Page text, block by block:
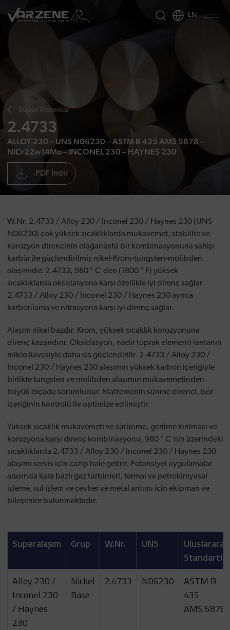
EN
Süper Alaşımlar
2.4733
ALLOY 230 – UNS N06230 – ASTM B 435 AMS 5878 –
NiCr22w14Mo – INCONEL 230 – HAYNES 230
.PDF İndir
W.Nr. 2.4733 / Alloy 230 / Inconel 230 / Haynes 230 (UNS
N06230) çok yüksek sıcaklıklarda mukavemet, stabilite ve
korozyon direncinin olağanüstü bir kombinasyonuna sahip
karbür ile güçlendirilmiş nikel-Krom-tungsten-molibden
alaşımıdır. 2.4733, 980 ° C'den (1800 ° F) yüksek
sıcaklıklarda oksidasyona karşı özellikle iyi direnç sağlar.
2.4733 / Alloy 230 / Inconel 230 / Haynes 230 ayrıca
karbonlama ve nitrasyona karşı iyi direnç sağlar.
Alaşım nikel bazdır. Krom, yüksek sıcaklık korozyonuna
direnç kazandırır. Oksidasyon, nadir toprak elementi lantanın
mikro ilavesiyle daha da güçlendirilir. 2.4733 / Alloy 230 /
Inconel 230 / Haynes 230 alaşımın yüksek karbon içeriğiyle
birlikte tungsten ve molibden alaşımın mukavemetinden
büyük ölçüde sorumludur. Malzemenin sünme direnci, bor
içeriğinin kontrolü ile optimize edilmiştir.
Yüksek sıcaklık mukavemeti ve sürünme, gerilme kırılması ve
korozyona karşı direnç kombinasyonu, 980 ° C'nin üzerindeki
sıcaklıklarda 2.4733 / Alloy 230 / Inconel 230 / Haynes 230
alaşımı servis için cazip hale getirir. Potansiyel uygulamalar
arasında kara bazlı gaz türbinleri, termal ve petrokimyasal
işleme, ısıl işlem ve cevher ve metal arıtımı için ekipman ve
bileşenler bulunmaktadır.
Superalaşım Grup W.Nr. UNS
Standartlar
Alloy 230 /
Inconel 230
/ Haynes
230
Nickel
Base
2.4733 N06230
ASTM B
435
AMS 5878